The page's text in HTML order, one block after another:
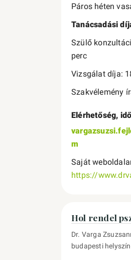
Páros héten
Tanácsadási
Szülő
perc
Vizsgálat díja:
Szakvélemény
Elérhetőség,
m
Saját
https://
Hol rendel
Dr. Varga
budapesti